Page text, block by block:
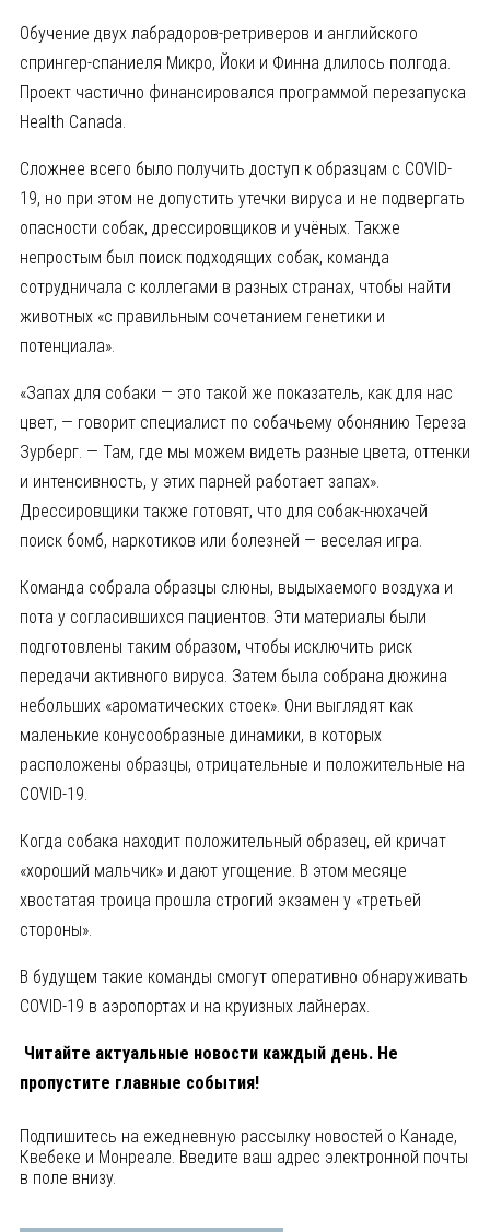
Обучение двух лабрадоров-ретриверов и английского
спрингер-спаниеля Микро, Йоки и Финна длилось полгода.
Проект частично финансировался программой перезапуска
Health Canada.
Сложнее всего было получить доступ к образцам с COVID-
19, но при этом не допустить утечки вируса и не подвергать
опасности собак, дрессировщиков и учёных. Также
непростым был поиск подходящих собак, команда
сотрудничала с коллегами в разных странах, чтобы найти
животных «с правильным сочетанием генетики и
потенциала».
«Запах для собаки — это такой же показатель, как для нас
цвет, — говорит специалист по собачьему обонянию Тереза ​​
Зурберг. — Там, где мы можем видеть разные цвета, оттенки
и интенсивность, у этих парней работает запах».
Дрессировщики также готовят, что для собак-нюхачей
поиск бомб, наркотиков или болезней — веселая игра.
Команда собрала образцы слюны, выдыхаемого воздуха и
пота у согласившихся пациентов. Эти материалы были
подготовлены таким образом, чтобы исключить риск
передачи активного вируса. Затем была собрана дюжина
небольших «ароматических стоек». Они выглядят как
маленькие конусообразные динамики, в которых
расположены образцы, отрицательные и положительные на
COVID-19.
Когда собака находит положительный образец, ей кричат
«хороший мальчик» и дают угощение. В этом месяце
хвостатая троица прошла строгий экзамен у «третьей
стороны».
В будущем такие команды смогут оперативно обнаруживать
COVID-19 в аэропортах и ​​на круизных лайнерах.
Читайте актуальные новости каждый день. Не
пропустите главные события!
Подпишитесь на ежедневную рассылку новостей о Канаде,
Квебеке и Монреале. Введите ваш адрес электронной почты
в поле внизу.